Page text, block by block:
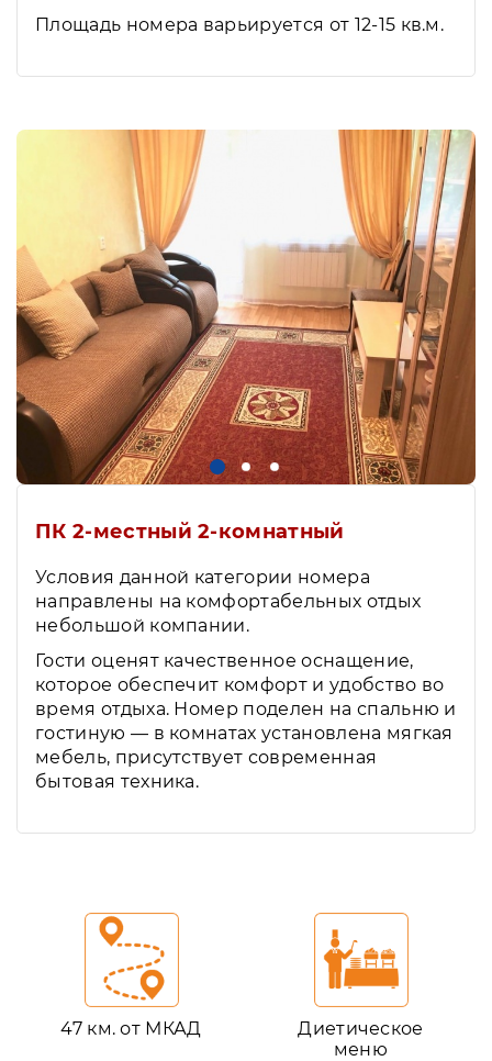
Площадь номера варьируется от 12-15 кв.м.
ПК 2-местный 2-комнатный
Условия данной категории номера
направлены на комфортабельных отдых
небольшой компании.
Гости оценят качественное оснащение,
которое обеспечит комфорт и удобство во
время отдыха. Номер поделен на спальню и
гостиную — в комнатах установлена мягкая
мебель, присутствует современная
бытовая техника.
47 км. от МКАД
Диетическое
меню